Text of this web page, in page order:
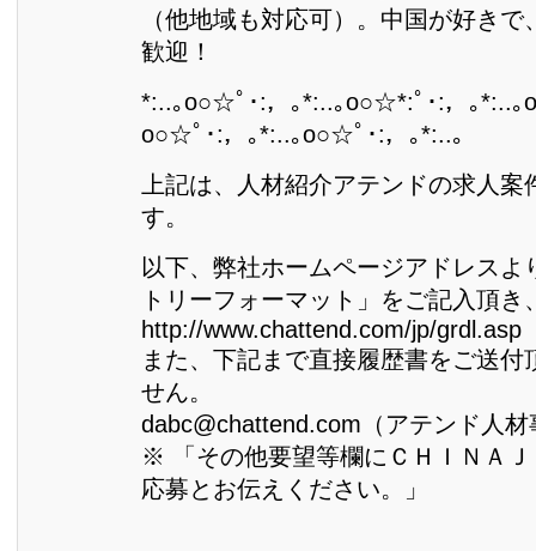
（他地域も対応可）。中国が好き
歓迎！
*:..｡o○☆ﾟ･:，｡*:..｡o○☆*:ﾟ･:，｡*:..｡
o○☆ﾟ･:，｡*:..｡o○☆ﾟ･:，｡*:..｡
上記は、人材紹介アテンドの求人
す。
以下、弊社ホームページアドレスよ
トリーフォーマット」をご記入頂き
http://www.chattend.com/jp/grdl.asp
また、下記まで直接履歴書をご送付
せん。
dabc@chattend.com（アテンド人材
※ 「その他要望等欄にＣＨＩＮＡ
応募とお伝えください。」